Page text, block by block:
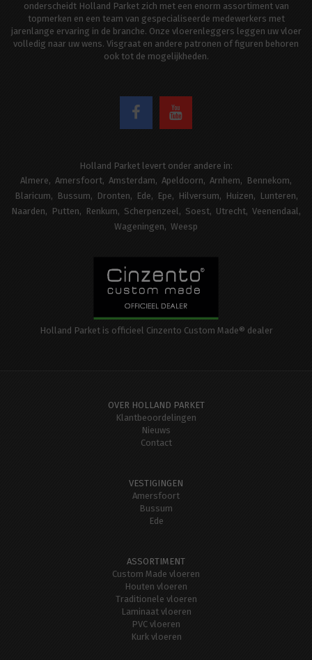
onderscheidt Holland Parket zich met een enorm assortiment van
topmerken en een team van gespecialiseerde medewerkers met
jarenlange ervaring in de branche. Onze vloerenleggers leggen uw vloer
volledig naar uw wens. Visgraat en andere patronen of figuren behoren
ook tot de mogelijkheden.
Holland Parket levert onder andere in:
Almere
Amersfoort Amsterdam Apeldoorn Arnhem
Bennekom
Blaricum
Bussum Dronten Ede Epe Hilversum Huizen
Lunteren
Naarden
Putten Renkum Scherpenzeel Soest Utrecht Veenendaal
Wageningen
Weesp
Holland Parket is officieel Cinzento Custom Made® dealer
OVER HOLLAND PARKET
Klantbeoordelingen
Nieuws
Contact
VESTIGINGEN
Amersfoort
Bussum
Ede
ASSORTIMENT
Custom Made vloeren
Houten vloeren
Traditionele vloeren
Laminaat vloeren
PVC vloeren
Kurk vloeren